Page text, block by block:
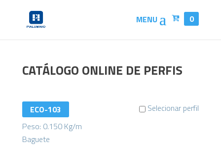
0
CATÁLOGO ONLINE DE PERFIS
ECO-103
Selecionar perfil
Peso: 0.150 Kg/m
Baguete